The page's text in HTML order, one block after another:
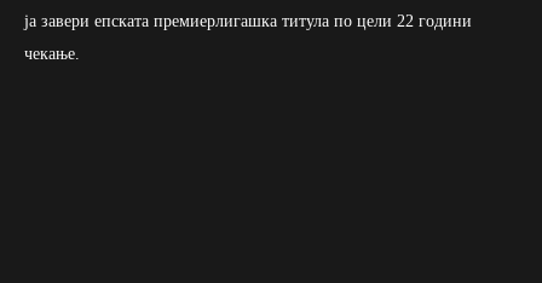
ја завери епската премиерлигашка титула по цели 22 години
чекање.